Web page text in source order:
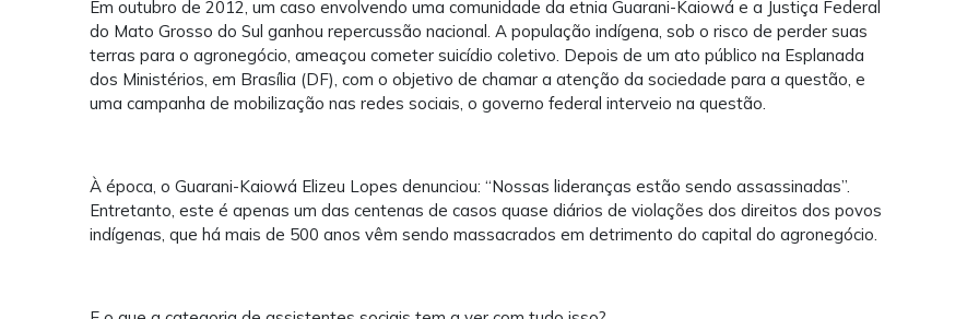
Em outubro de 2012, um caso envolvendo uma comunidade da etnia Guarani-Kaiowá e a Justiça Federal
do Mato Grosso do Sul ganhou repercussão nacional. A população indígena, sob o risco de perder suas
terras para o agronegócio, ameaçou cometer suicídio coletivo. Depois de um ato público na Esplanada
dos Ministérios, em Brasília (DF), com o objetivo de chamar a atenção da sociedade para a questão, e
uma campanha de mobilização nas redes sociais, o governo federal interveio na questão.
À época, o Guarani-Kaiowá Elizeu Lopes denunciou: “Nossas lideranças estão sendo assassinadas”.
Entretanto, este é apenas um das centenas de casos quase diários de violações dos direitos dos povos
indígenas, que há mais de 500 anos vêm sendo massacrados em detrimento do capital do agronegócio.